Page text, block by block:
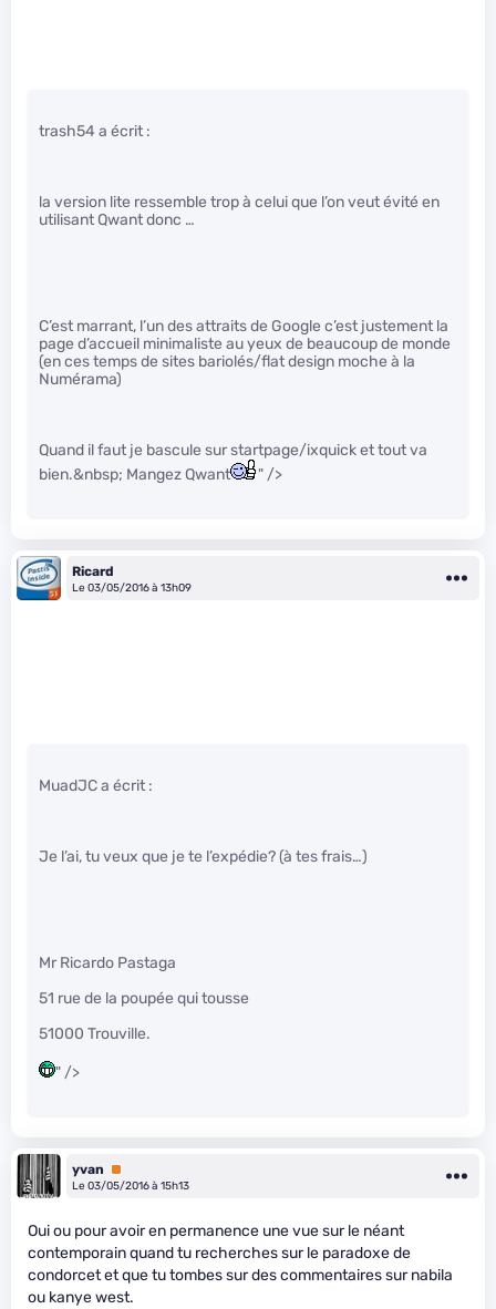
trash54 a écrit :
la version lite ressemble trop à celui que l’on veut évité en
utilisant Qwant donc …
C’est marrant, l’un des attraits de Google c’est justement la
page d’accueil minimaliste au yeux de beaucoup de monde
(en ces temps de sites bariolés/flat design moche à la
Numérama)
Quand il faut je bascule sur startpage/ixquick et tout va
bien.&nbsp; Mangez Qwant
" />
Ricard
Le 03/05/2016 à 13h09
MuadJC a écrit :
Je l’ai, tu veux que je te l’expédie? (à tes frais…)
Mr Ricardo Pastaga
51 rue de la poupée qui tousse
51000 Trouville.
" />
yvan
Premium
Le 03/05/2016 à 15h13
Oui ou pour avoir en permanence une vue sur le néant
contemporain quand tu recherches sur le paradoxe de
condorcet et que tu tombes sur des commentaires sur nabila
ou kanye west.